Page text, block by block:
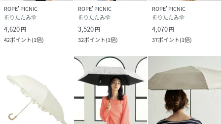
サーモグラフィ検査において、頭頂部表面温度差に20.2℃の
差を実証。
【雨の日も使える日傘（晴雨兼用）】
が、はっ水防水加工を施しているため雨傘としてもお使いい
※激しい雨や長時間の雨傘としてのご使用は雨漏りや色落ち
の原因となる可能性がございます。
またデザインの特性上、完全な防水はっ水加工が難しい場合
があり、雨が染み込むことがありますのでご注意ください。
ROPE' PICNIC
折りたたみ傘
4,620円
42ポイント(1倍)
ROPE' PICNIC
折りたたみ傘
3,520円
32ポイント(1倍)
ROPE' PICNIC
折りたたみ傘
4,070円
37ポイント(1倍)